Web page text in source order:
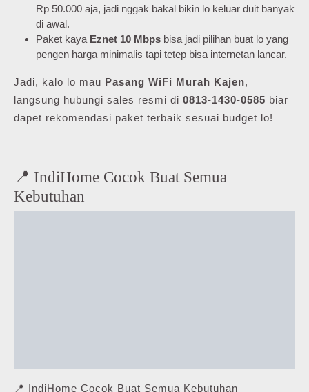
Rp 50.000 aja, jadi nggak bakal bikin lo keluar duit banyak
di awal.
Paket kaya Eznet 10 Mbps bisa jadi pilihan buat lo yang
pengen harga minimalis tapi tetep bisa internetan lancar.
Jadi, kalo lo mau Pasang WiFi Murah Kajen,
langsung hubungi sales resmi di 0813-1430-0585 biar
dapet rekomendasi paket terbaik sesuai budget lo!
📍 IndiHome Cocok Buat Semua
Kebutuhan
📍 IndiHome Cocok Buat Semua Kebutuhan